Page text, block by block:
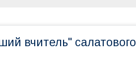
вчитель" салатового